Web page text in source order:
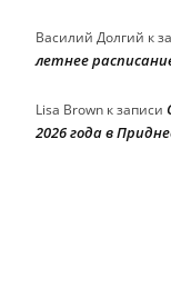
Василий Долгий к
летнее
Lisa Brown к записи
2026 года в